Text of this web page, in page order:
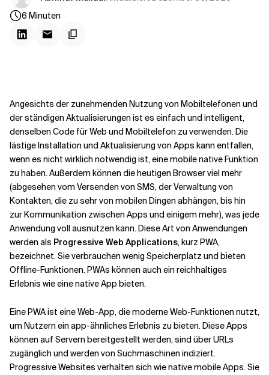
6 Minuten
Angesichts der zunehmenden Nutzung von Mobiltelefonen und
der ständigen Aktualisierungen ist es einfach und intelligent,
denselben Code für Web und Mobiltelefon zu verwenden. Die
lästige Installation und Aktualisierung von Apps kann entfallen,
wenn es nicht wirklich notwendig ist, eine mobile native Funktion
zu haben. Außerdem können die heutigen Browser viel mehr
(abgesehen vom Versenden von SMS, der Verwaltung von
Kontakten, die zu sehr von mobilen Dingen abhängen, bis hin
zur Kommunikation zwischen Apps und einigem mehr), was jede
Anwendung voll ausnutzen kann. Diese Art von Anwendungen
werden als Progressive Web Applications, kurz PWA,
bezeichnet. Sie verbrauchen wenig Speicherplatz und bieten
Offline-Funktionen. PWAs können auch ein reichhaltiges
Erlebnis wie eine native App bieten.
Eine PWA ist eine Web-App, die moderne Web-Funktionen nutzt,
um Nutzern ein app-ähnliches Erlebnis zu bieten. Diese Apps
können auf Servern bereitgestellt werden, sind über URLs
zugänglich und werden von Suchmaschinen indiziert.
Progressive Websites verhalten sich wie native mobile Apps. Sie